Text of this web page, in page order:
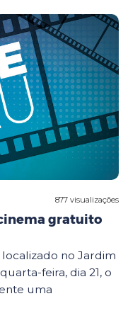
877 visualizações
gratuito
no Jardim
feira, dia 21, o
uma